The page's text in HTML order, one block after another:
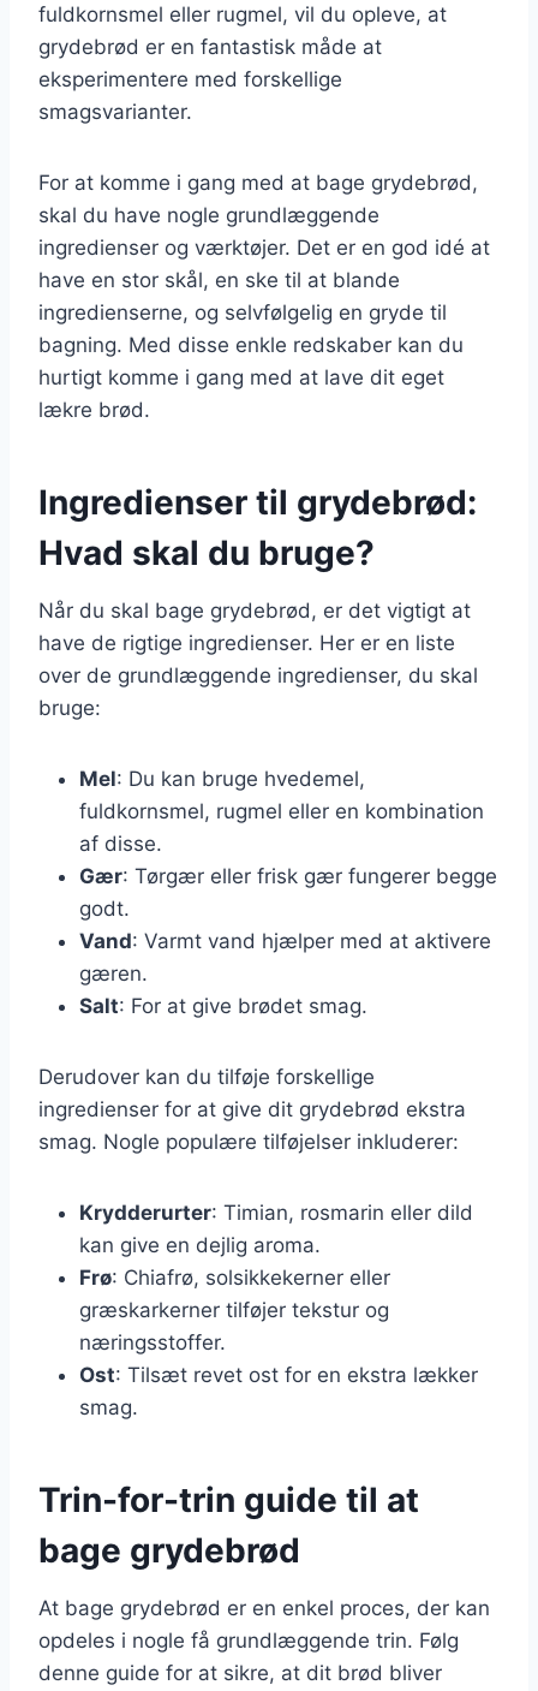
fuldkornsmel eller rugmel, vil du opleve, at
grydebrød er en fantastisk måde at
eksperimentere med forskellige
smagsvarianter.
For at komme i gang med at bage grydebrød,
skal du have nogle grundlæggende
ingredienser og værktøjer. Det er en god idé at
have en stor skål, en ske til at blande
ingredienserne, og selvfølgelig en gryde til
bagning. Med disse enkle redskaber kan du
hurtigt komme i gang med at lave dit eget
lækre brød.
Ingredienser til grydebrød:
Hvad skal du bruge?
Når du skal bage grydebrød, er det vigtigt at
have de rigtige ingredienser. Her er en liste
over de grundlæggende ingredienser, du skal
bruge:
Mel: Du kan bruge hvedemel,
fuldkornsmel, rugmel eller en kombination
af disse.
Gær: Tørgær eller frisk gær fungerer begge
godt.
Vand: Varmt vand hjælper med at aktivere
gæren.
Salt: For at give brødet smag.
Derudover kan du tilføje forskellige
ingredienser for at give dit grydebrød ekstra
smag. Nogle populære tilføjelser inkluderer:
Krydderurter: Timian, rosmarin eller dild
kan give en dejlig aroma.
Frø: Chiafrø, solsikkekerner eller
græskarkerner tilføjer tekstur og
næringsstoffer.
Ost: Tilsæt revet ost for en ekstra lækker
smag.
Trin-for-trin guide til at
bage grydebrød
At bage grydebrød er en enkel proces, der kan
opdeles i nogle få grundlæggende trin. Følg
denne guide for at sikre, at dit brød bliver